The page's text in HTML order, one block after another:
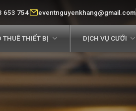
653 754 eventnguyenkhang@gmail.com
THUÊ THIẾT BỊ DỊCH VỤ CƯỚI